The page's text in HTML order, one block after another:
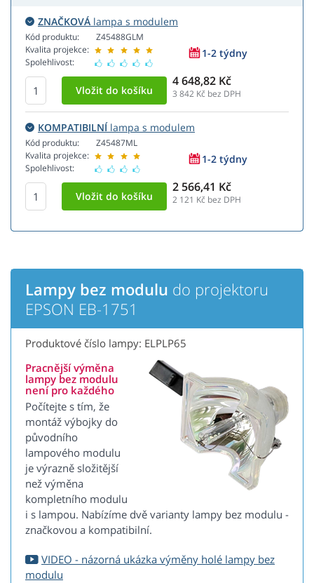
ZNAČKOVÁ lampa s modulem
Kód produktu:
Kvalita projekce:
Spolehlivost:
Z45488GLM
1-2 týdny
4 648,82 Kč
3 842 Kč bez DPH
KOMPATIBILNÍlampa s modulem
Kód produktu:
Kvalita projekce:
Spolehlivost:
Z45487ML
1-2 týdny
2 566,41 Kč
2 121 Kč bez DPH
Lampy bez modulu do projektoru
EPSON EB-1751
Produktové číslo lampy: ELPLP65
Pracnější výměna
lampy bez modulu
není pro každého
Počítejte s tím, že
montáž výbojky do
původního
lampového modulu
je výrazně složitější
než výměna
kompletního modulu
i s lampou. Nabízíme dvě varianty lampy bez modulu -
značkovou a kompatibilní.
VIDEO - názorná ukázka výměny holé lampy bez
modulu